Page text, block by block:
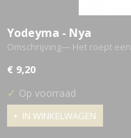
Yodeyma - Nya
Omschrijving— Het roept
€ 9,20
✓ Op voorraad
IN WINKELWAGEN